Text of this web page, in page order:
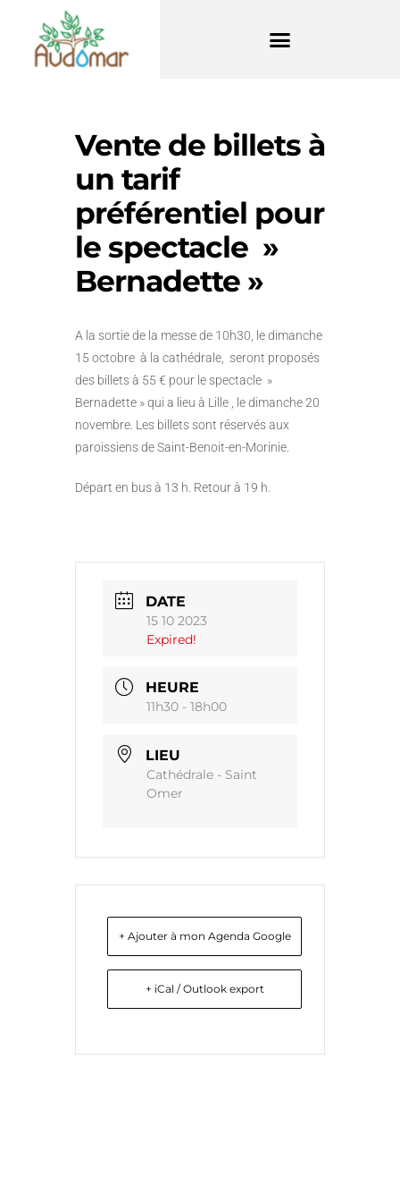
Vente de billets à
un tarif
préférentiel pour
le spectacle »
Bernadette »
A la sortie de la messe de 10h30, le dimanche
15 octobre à la cathédrale, seront proposés
des billets à 55 € pour le spectacle »
Bernadette » qui a lieu à Lille , le dimanche 20
novembre. Les billets sont réservés aux
paroissiens de Saint-Benoit-en-Morinie.
Départ en bus à 13 h. Retour à 19 h.
DATE
15 10 2023
Expired!
HEURE
11h30 - 18h00
LIEU
Cathédrale - Saint
Omer
+ Ajouter à mon Agenda Google
+ iCal / Outlook export